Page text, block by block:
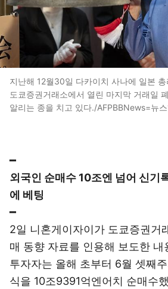
지난해 12월30일 다카이치 사나에 일본 총
도쿄증권거래소에서 열린 마지막 거래일
알리는 종을 치고 있다./AFPBBNews=뉴스
━
외국인 순매수 10조엔 넘어 신기
에 베팅
━
2일 니혼게이자이가 도쿄증권거
매 동향 자료를 인용해 보도한 내
투자자는 올해 초부터 6월 셋째
식을 10조9391억엔어치 순매수